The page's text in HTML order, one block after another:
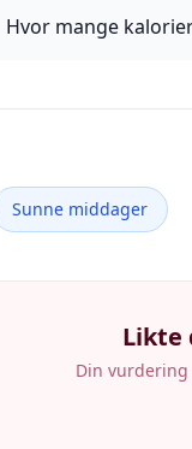
Hvor mange
Sunne middager
Likte
Din